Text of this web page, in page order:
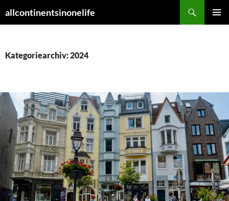
Inhalt
allcontinentsinonelife
Kategoriearchiv: 2024